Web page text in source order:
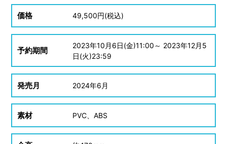
価格 49,500円(税込)
予約期間
2023年10 月 6日(金)11:00～ 2023年12月 5
日(火)23:59
発売月 2024年6 月
素材 PVC、ABS